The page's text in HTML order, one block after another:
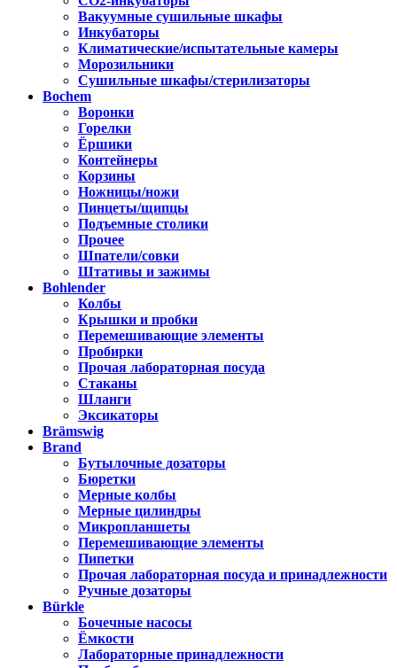
Вакуумные сушильные шкафы
Инкубаторы
Климатические/испытательные камеры
Морозильники
Сушильные шкафы/стерилизаторы
Bochem
Воронки
Горелки
Ёршики
Контейнеры
Корзины
Ножницы/ножи
Пинцеты/щипцы
Подъемные столики
Прочее
Шпатели/совки
Штативы и зажимы
Bohlender
Колбы
Крышки и пробки
Перемешивающие элементы
Пробирки
Прочая лабораторная посуда
Стаканы
Шланги
Эксикаторы
Brämswig
Brand
Бутылочные дозаторы
Бюретки
Мерные колбы
Мерные цилиндры
Микропланшеты
Перемешивающие элементы
Пипетки
Прочая лабораторная посуда и принадлежности
Ручные дозаторы
Bürkle
Бочечные насосы
Ёмкости
Лабораторные принадлежности